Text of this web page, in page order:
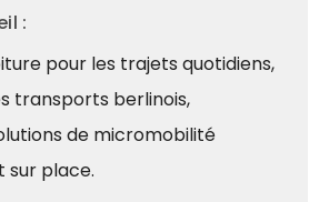
:
pour les trajets quotidiens,
transports berlinois,
de micromobilité
place.